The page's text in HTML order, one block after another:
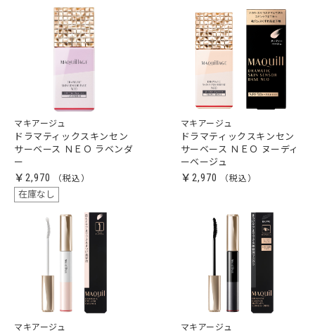
マキアージュ
ドラマティックスキンセン
サーベース ＮＥＯ ラベンダ
ー
￥2,970
在庫なし
マキアージュ
ドラマティックスキンセン
サーベース ＮＥＯ ヌーディ
ーベージュ
￥2,970
マキアージュ マキアージュ